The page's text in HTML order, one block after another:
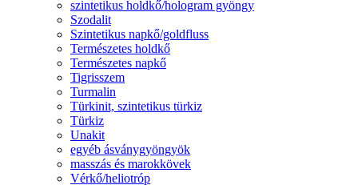
szintetikus holdkő/hologram gyöngy
Szodalit
Szintetikus napkő/goldfluss
Természetes holdkő
Természetes napkő
Tigrisszem
Turmalin
Türkinit, szintetikus türkiz
Türkiz
Unakit
egyéb ásványgyöngyök
masszás és marokkövek
Vérkő/heliotróp